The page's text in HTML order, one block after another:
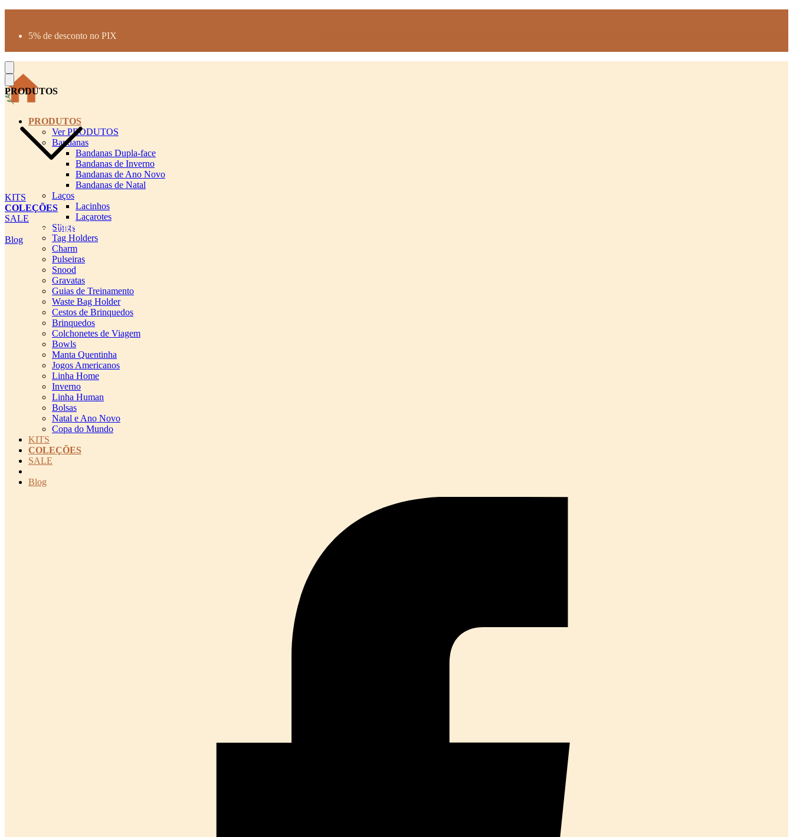
5% de desconto no PIX
PRODUTOS
KITS
COLEÇÕES
SALE
cadastro pet QRCODE
Blog
PRODUTOS
Ver PRODUTOS
Bandanas
Bandanas Dupla-face
Bandanas de Inverno
Bandanas de Ano Novo
Bandanas de Natal
Laços
Lacinhos
Laçarotes
Slings
Tag Holders
Charm
Pulseiras
Snood
Gravatas
Guias de Treinamento
Waste Bag Holder
Cestos de Brinquedos
Brinquedos
Colchonetes de Viagem
Bowls
Manta Quentinha
Jogos Americanos
Linha Home
Inverno
Linha Human
Bolsas
Natal e Ano Novo
Copa do Mundo
KITS
COLEÇÕES
SALE
Blog